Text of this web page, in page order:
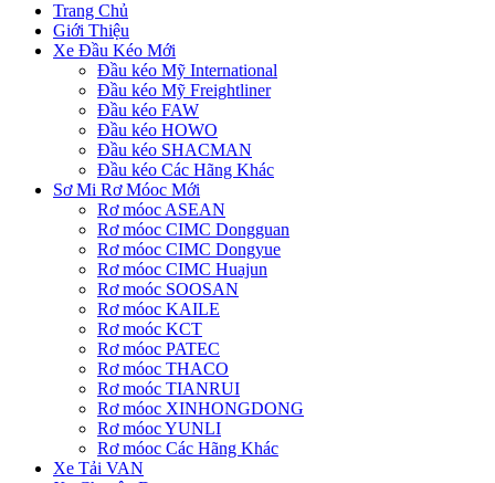
Trang Chủ
Giới Thiệu
Xe Đầu Kéo Mới
Đầu kéo Mỹ International
Đầu kéo Mỹ Freightliner
Đầu kéo FAW
Đầu kéo HOWO
Đầu kéo SHACMAN
Đầu kéo Các Hãng Khác
Sơ Mi Rơ Móoc Mới
Rơ móoc ASEAN
Rơ móoc CIMC Dongguan
Rơ móoc CIMC Dongyue
Rơ móoc CIMC Huajun
Rơ moóc SOOSAN
Rơ móoc KAILE
Rơ moóc KCT
Rơ móoc PATEC
Rơ móoc THACO
Rơ moóc TIANRUI
Rơ móoc XINHONGDONG
Rơ móoc YUNLI
Rơ móoc Các Hãng Khác
Xe Tải VAN